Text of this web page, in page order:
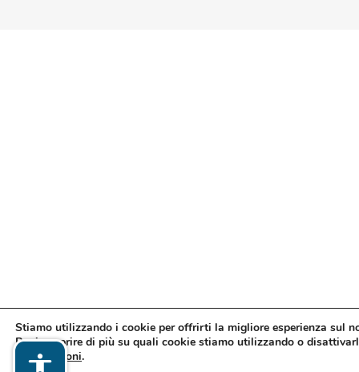
Stiamo utilizzando i cookie per offrirti la migliore esperienza sul
Puoi scoprire di più su quali cookie stiamo utilizzando o
impostazioni.